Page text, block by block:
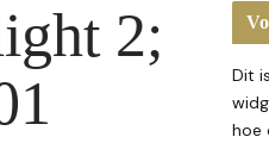
2;
Dit
hoe